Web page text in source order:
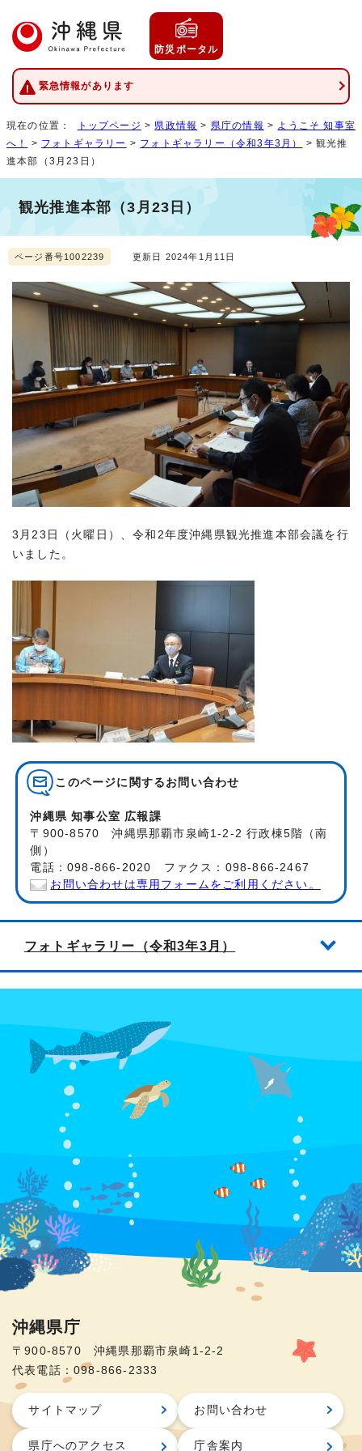
防災ポータル
緊急情報があります
現在の位置： トップページ > 県政情報 > 県庁の情報 > ようこそ 知事室
へ！
> フォトギャラリー > フォトギャラリー（令和3年3月）
> 観光推
進本部（3月23日）
観光推進本部（3月23日）
ページ番号1002239 更新日 2024年1月11日
3月23日（火曜日）、令和2年度沖縄県観光推進本部会議を行
いました。
このページに関する お問い合わせ
沖縄県 知事公室 広報課
〒900-8570 沖縄県那覇市泉崎1-2-2 行政棟5階（南
側）
電話：098-866-2020 ファクス：098-866-2467
お問い合わせは専用フォームをご利用ください。
フォトギャラリー（令和3年3月）
沖縄県庁
〒900-8570 沖縄県那覇市泉崎1-2-2
代表電話：098-866-2333
サイトマップ お問い合わせ
県庁へのアクセス 庁舎案内